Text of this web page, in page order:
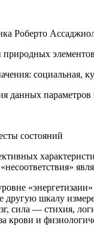
Роберто
социальная,
данных параметров
состояний
другую шкалу
сила — стихия,
крови и